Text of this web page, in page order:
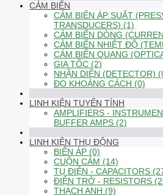
CẢM BIẾN
CẢM BIẾN ÁP SUẤT
TRANSDUCERS) (1)
CẢM BIẾN DÒNG
CẢM BIẾN NHIỆT ĐỘ
CẢM BIẾN QUANG
GIA TỐC (2)
NHẬN DIỆN (DETECTOR)
ĐO KHOẢNG CÁCH (0)
LINH KIỆN TUYẾN TÍNH
AMPLIFIERS -
BUFFER AMPS (2)
LINH KIỆN THỤ ĐỘNG
BIẾN ÁP (0)
CUỘN CẢM (14)
TỤ ĐIỆN - CAPACITORS
ĐIỆN TRỞ - RESISTORS
THẠCH ANH (9)